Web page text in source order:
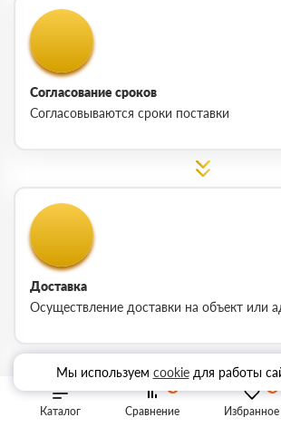
Каталог Избранное
Сравнение
Согласование сроков
Согласовываются сроки поставки
Доставка
Осуществление доставки на объект или
Мы используем cookieдля работы